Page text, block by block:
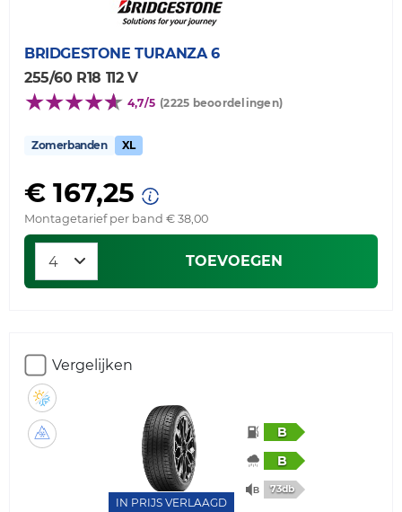
BRIDGESTONE TURANZA 6
255/60 R18 112 V
4,7/5 (2225 beoordelingen)
Zomerbanden XL
€ 167,25
Montagetarief per band € 38,00
TOEVOEGEN
Vergelijken
IN PRIJS VERLAAGD
B
B
73db